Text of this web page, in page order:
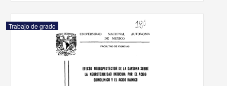
Trabajo de grado